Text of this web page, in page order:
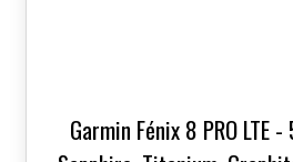
Garmin Fénix 8 PRO LTE -